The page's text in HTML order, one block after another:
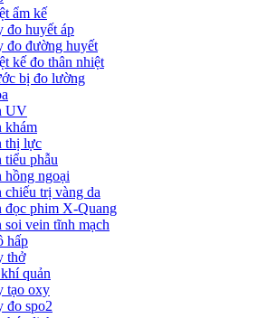
ẩm kế
đo huyết áp
đo đường huyết
kế đo thân nhiệt
bị đo lường
UV
khám
thị lực
tiểu phẫu
hồng ngoại
chiếu trị vàng da
đọc phim X-Quang
soi vein tĩnh mạch
hấp
thở
quản
tạo oxy
đo spo2